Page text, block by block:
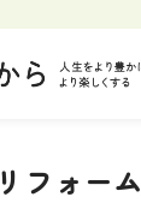
リフォーム